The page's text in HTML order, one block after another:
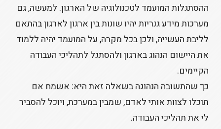
ההסתגלות המועמד לטכנולוגיה של הארגון. למעשה, גם
מערכות מידע גנריות יהיו שונות בין ארגון לארגון בהתאם
לליבת העשייה, ולכן בכל מקרה, על המועמד יהיה ללמוד
את היישום הנהוג בארגון ולהסתגל לתהליכי העבודה
הקיימים.
כך שהתשובה הנהוגה בשאלה זאת היא: אשמח אם
תוכלו לצוות אותי לאדם, שמבין במערכת, ויוכל להסביר
לי את תהליכי העבודה.